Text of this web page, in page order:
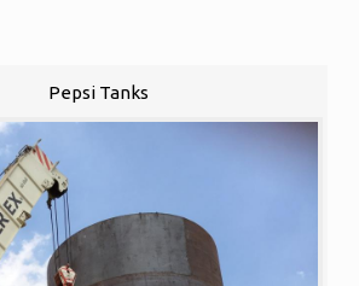
Pepsi Tanks